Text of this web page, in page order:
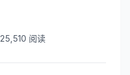
25,510 阅读